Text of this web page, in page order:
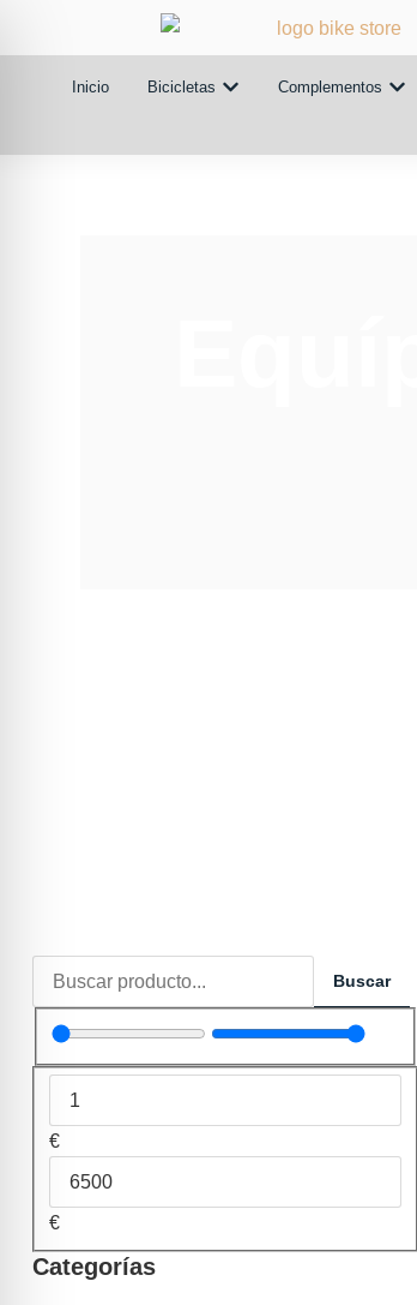
Inicio Bicicletas Complementos
Buscar
€
€
Categorías